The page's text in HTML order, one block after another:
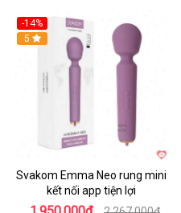
-14%
Hot
5
Svakom Emma Neo rung mini
kết nối app tiện lợi